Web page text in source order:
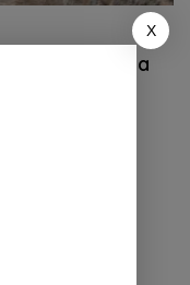
Oleh Jasa
X